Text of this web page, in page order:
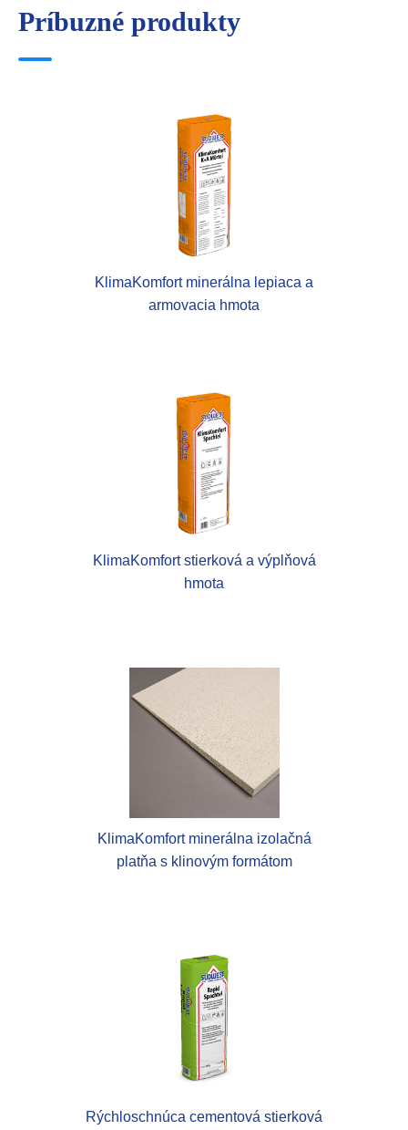
Príbuzné produkty
KlimaKomfort minerálna lepiaca a
armovacia hmota
KlimaKomfort stierková a výplňová
hmota
KlimaKomfort minerálna izolačná
platňa s klinovým formátom
Rýchloschnúca cementová stierková